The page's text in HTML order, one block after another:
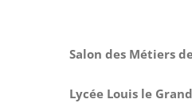
Salon des Métiers
Lycée Louis le